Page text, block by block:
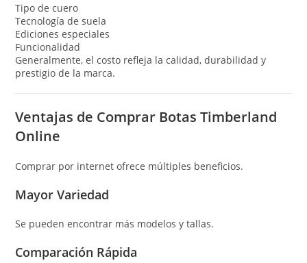
Tipo de cuero
Tecnología de suela
Ediciones especiales
Funcionalidad
Generalmente, el costo refleja la calidad, durabilidad y
prestigio de la marca.
Ventajas de Comprar Botas Timberland
Online
Comprar por internet ofrece múltiples beneficios.
Mayor Variedad
Se pueden encontrar más modelos y tallas.
Comparación Rápida